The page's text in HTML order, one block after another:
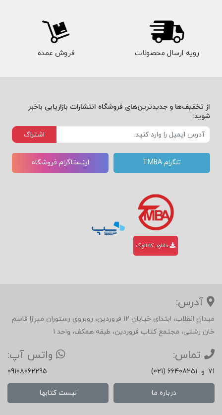
رویه ارسال محصولات فروش عمده
از تخفیف‌ها و جدیدترین‌های فروشگاه انتشارات بازاریابی باخبر
شوید:
اشتراک
تلگرام TMBA اینستاگرام فروشگاه
دانلود کاتالوگ
آدرس:
میدان انقلاب، ابتدای خیابان 12 فروردین، روبروی رستوران میرزا قاسم
خان رشتی، مجتمع کتاب فروردین، طبقه همکف، واحد 1
تماس:
(021) 66408251 و 71
واتس آپ:
09108062295
درباره ما لیست کتابها